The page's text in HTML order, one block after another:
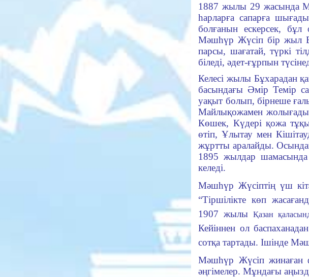
1887 жылы 29 жасында
һарларға сапарға
болғанын ескерсек,
Мәшһүр Жүсіп бір жыл
пар­сы, шағатай, түркі
біледі, әдет-ғұрпын
Келесі жылы Бұхарадан
басындағы Әмір Темір
уақыт болып, бірнеше
Май­лықожамен жолы­ғады,
Көшек, Кү­дері қожа
өтіп, Ұлы­тау мен
жұрт­ты арал­ай­ды.
1895 жылдар
келеді.
Мәшһүр Жүсіптің үш
“Тір­ші­лікте көп
1907 жылыҚазан
Кейіннен ол
сот­қа тартады. Ішінде
Мәшһүр Жүсіп жинаған
әңгі­мелер. Мұндағы